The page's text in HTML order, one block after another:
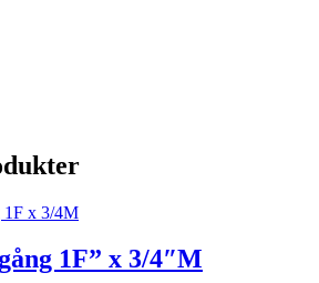
1F” x 3/4″M